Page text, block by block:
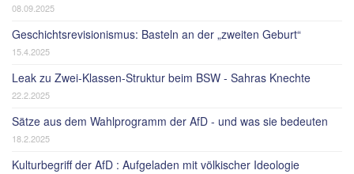
08.09.2025
Geschichtsrevisionismus: Basteln an der „zweiten Geburt“
15.4.2025
Leak zu Zwei-Klassen-Struktur beim BSW - Sahras Knechte
22.2.2025
Sätze aus dem Wahlprogramm der AfD - und was sie bedeuten
18.2.2025
Kulturbegriff der AfD : Aufgeladen mit völkischer Ideologie